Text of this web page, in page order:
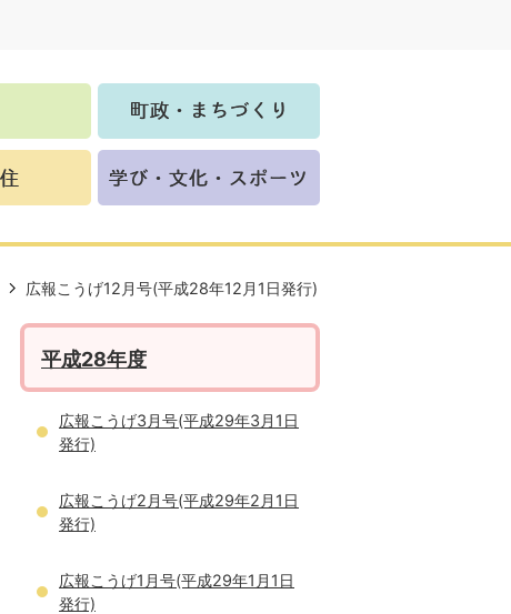
広報こうげ12月号(平成28年12月1日発行)
平成28年度
広報こうげ3月号(平成29年3月1日
発行)
広報こうげ2月号(平成29年2月1日
発行)
広報こうげ1月号(平成29年1月1日
発行)